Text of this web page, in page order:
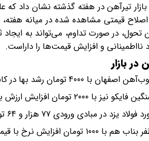
تیرآهن در هفته گذشته نشان داد
اصلاح قیمتی مشاهده شده در میانه
تحول، در صورت تداوم، می‌تواند به
نااطمینانی و افزایش قیمت‌ها را داراست.
در بازار